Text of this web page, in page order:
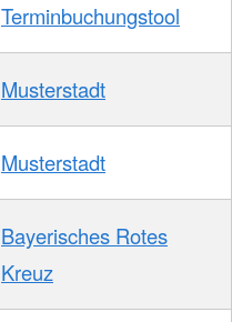
Terminbuchungstool
Musterstadt
Musterstadt
Bayerisches Rotes
Kreuz